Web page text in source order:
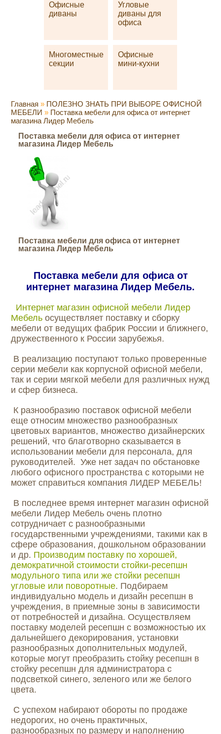
Офисные
диваны
Угловые
диваны для
офиса
Многоместные
секции
Офисные
мини-кухни
Главная » ПОЛЕЗНО ЗНАТЬ ПРИ ВЫБОРЕ ОФИСНОЙ
МЕБЕЛИ » Поставка мебели для офиса от интернет
магазина Лидер Мебель
Поставка мебели для офиса от интернет
магазина Лидер Мебель
Поставка мебели для офиса от интернет
магазина Лидер Мебель
Поставка мебели для офиса от
интернет магазина Лидер Мебель.
Интернет магазин офисной мебели Лидер
Мебель осуществляет поставку и сборку
мебели от ведущих фабрик России и ближнего,
дружественного к России зарубежья.
В реализацию поступают только проверенные
серии мебели как корпусной офисной мебели,
так и серии мягкой мебели для различных нужд
и сфер бизнеса.
К разнообразию поставок офисной мебели
еще относим множество разнообразных
цветовых вариантов, множество дизайнерских
решений, что благотворно сказывается в
использовании мебели для персонала, для
руководителей. Уже нет задач по обстановке
любого офисного пространства с которыми не
может справиться компания ЛИДЕР МЕБЕЛЬ!
В последнее время интернет магазин офисной
мебели Лидер Мебель очень плотно
сотрудничает с разнообразными
государственными учреждениями, такими как в
сфере образования, дошкольном образовании
и др. Производим поставку по хорошей,
демократичной стоимости стойки-ресепшн
модульного типа или же стойки ресепшн
угловые или поворотные. Подбираем
индивидуально модель и дизайн ресепшн в
учреждения, в приемные зоны в зависимости
от потребностей и дизайна. Осуществляем
поставку моделей ресепшн с возможностью их
дальнейшего декорирования, установки
разнообразных дополнительных модулей,
которые могут преобразить стойку ресепшн в
стойку ресепшн для администратора с
подсветкой синего, зеленого или же белого
цвета.
С успехом набирают обороты по продаже
недорогих, но очень практичных,
разнообразных по размеру и наполнению